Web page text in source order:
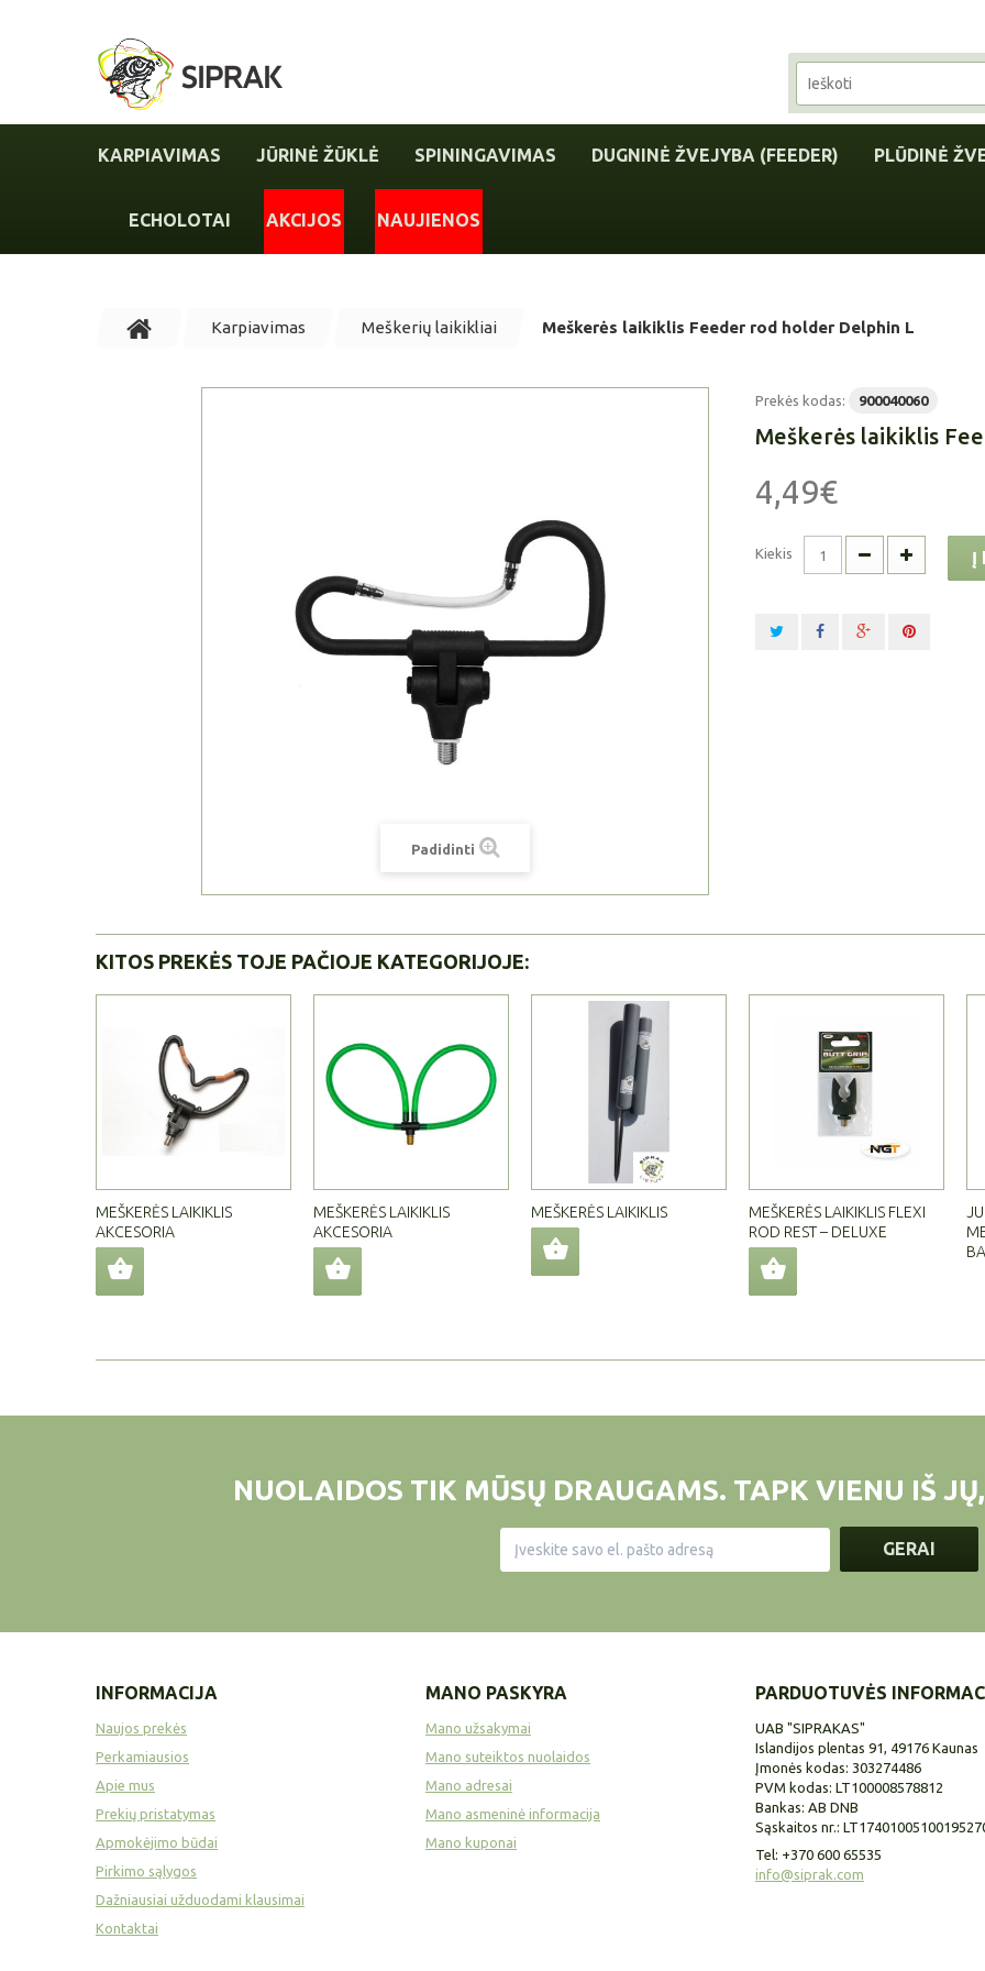
KARPIAVIMAS JŪRINĖ ŽŪKLĖ SPININGAVIMAS DUGNINĖ ŽVEJYBA (FEEDER) PLŪDINĖ
ECHOLOTAI AKCIJOS NAUJIENOS
Karpiavimas Meškerių laikikliai Meškerės laikiklis Feeder rod holder Delphin L
Padidinti
Prekės kodas: 900040060
Meškerės laikiklis
4,49€
Kiekis Į
KITOS PREKĖS TOJE PAČIOJE KATEGORIJOJE:
MEŠKERĖS LAIKIKLIS
AKCESORIA
MEŠKERĖS LAIKIKLIS
AKCESORIA
MEŠKERĖS LAIKIKLIS
MEŠKERĖS LAIKIKLIS FLEXI
ROD REST – DELUXE
NUOLAIDOS TIK MŪSŲ DRAUGAMS. TAPK VIENU IŠ
GERAI
INFORMACIJA
Naujos prekės
Perkamiausios
Apie mus
Prekių pristatymas
Apmokėjimo būdai
Pirkimo sąlygos
Dažniausiai užduodami klausimai
Kontaktai
MANO PASKYRA
Mano užsakymai
Mano suteiktos nuolaidos
Mano adresai
Mano asmeninė informacija
Mano kuponai
PARDUOTUVĖS
UAB "SIPRAKAS"
Islandijos plentas 91, 49176 Kaunas
Įmonės kodas: 303274486
PVM kodas: LT100008578812
Bankas: AB DNB
Sąskaitos nr.:
Tel: +370 600 65535
info@siprak.com